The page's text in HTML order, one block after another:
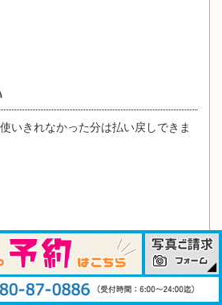
いきれなかった分は払い戻しできま
なるため、端数を商品券で支払う場